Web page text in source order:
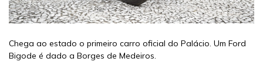
Chega ao estado o primeiro carro oficial do Palácio. Um Ford
Bigode é dado a Borges de Medeiros.